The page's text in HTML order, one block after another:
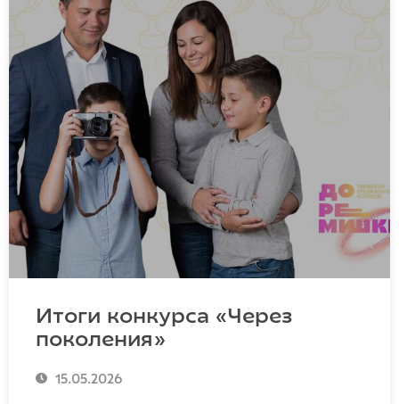
Итоги конкурса «Через
поколения»
15.05.2026